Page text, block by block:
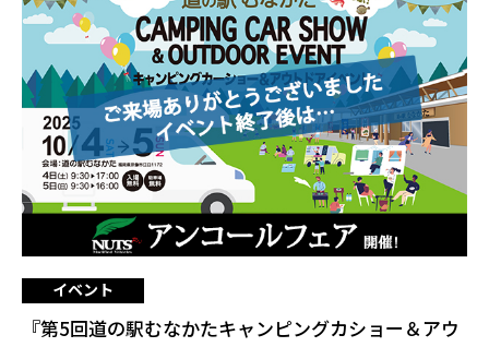
イベント
『第5回道の駅むなかたキャンピングカショー＆アウ